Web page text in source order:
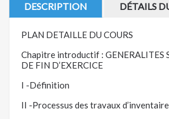
DESCRIPTION DÉTAILS
PLAN DETAILLE DU COURS
Chapitre introductif : GENERALITES
DE FIN D’EXERCICE
I -Définition
II -Processus des travaux d’inventaire